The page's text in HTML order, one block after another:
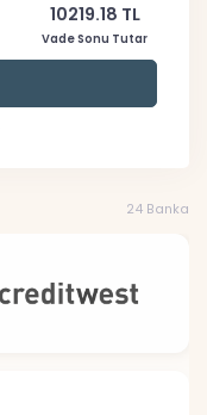
10219.18 TL
Vade Sonu Tutar
24 Banka